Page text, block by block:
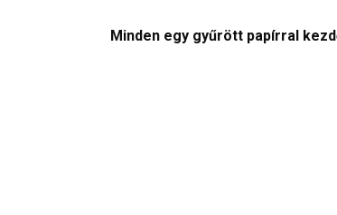
Minden egy gyűrött papírral